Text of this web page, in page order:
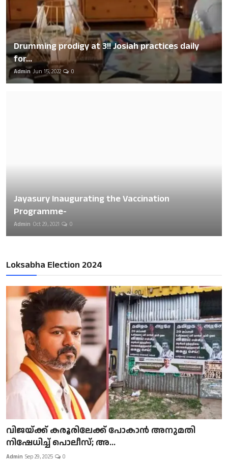
Drumming prodigy at 3!! Josiah practices daily
for...
Admin Jun 15, 2022 0
Jayasury Inaugurating the Vaccination
Programme-
Admin Oct 29, 2021 0
Loksabha Election 2024
വിജയ്ക്ക് കരൂരിലേക്ക് പോകാൻ അനുമതി
നിഷേധിച്ച് പൊലീസ്; അ...
Admin Sep 29, 2025 0